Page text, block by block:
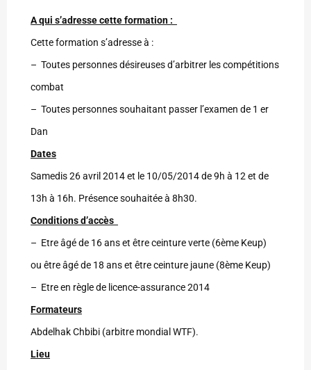
A qui s’adresse cette formation :
Cette formation s’adresse à :
– Toutes personnes désireuses d’arbitrer les compétitions
combat
– Toutes personnes souhaitant passer l’examen de 1 er
Dan
Dates
Samedis 26 avril 2014 et le 10/05/2014 de 9h à 12 et de
13h à 16h. Présence souhaitée à 8h30.
Conditions d’accès
– Etre âgé de 16 ans et être ceinture verte (6ème Keup)
ou être âgé de 18 ans et être ceinture jaune (8ème Keup)
– Etre en règle de licence-assurance 2014
Formateurs
Abdelhak Chbibi (arbitre mondial WTF).
Lieu